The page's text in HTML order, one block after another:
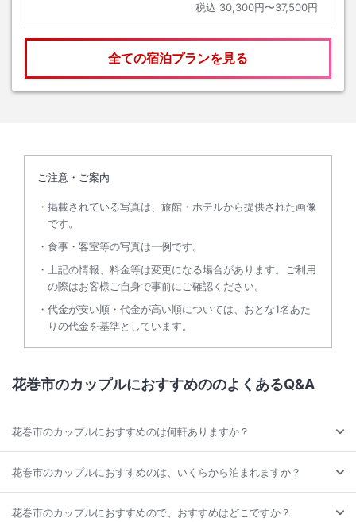
税込 30,300円〜37,500円
全ての宿泊プランを見る
ご注意・ご案内
掲載されている写真は、旅館・ホテルから提供された画像
です。
食事・客室等の写真は一例です。
上記の情報、料金等は変更になる場合があります。ご利用
の際はお客様ご自身で事前にご確認ください。
代金が安い順・代金が高い順については、おとな1名あた
りの代金を基準としています。
花巻市のカップルにおすすめののよくあるQ&A
花巻市のカップルにおすすめのは何軒ありますか？
花巻市のカップルにおすすめのは、いくらから泊まれますか？
花巻市のカップルにおすすめので、おすすめはどこですか？